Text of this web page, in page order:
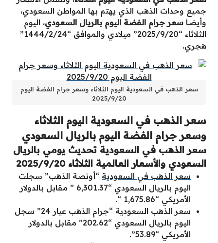
جميع وحدات الذهب الذي يهتم بها المواطن السعودي،
وأيضا سعر جرام الفضة اليوم بالريال السعودي، اليوم
الثلاثاء “2025/9/20” ميلادي والموافق “1444/2/24”
هجري.
سعر الذهب في السعودية اليوم الثلاثاء وسعر جرام الفضة اليوم
2025/9/20
سعر الذهب في السعودية اليوم الثلاثاء
وسعر جرام الفضة اليوم بالريال السعودي
سعر الذهب في السعودية تحديث يومي بالريال
السعودي والأسعار العالمية الثلاثاء 2025/9/20
سعر الذهب في السعودية “أونصة الذهب” سجلت
اليوم بالريال السعودي “6,301.37 ” مقابل بالدولار
الأمريكي “1,675.86 “.
سعر الذهب السعودية “جرام الذهب عيار 24” سجل
اليوم بالريال السعودي “202.62” مقابل بالدولار
الأمريكي “53.89”.